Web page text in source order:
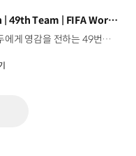
This is Inspiration | 49th Team | FIFA World Cup 2026™
전 세계를 무대로 모두에게 영감을 전하는 49번째 팀.FIFA 월드컵 2026™을 향한 여정 속, 이제 사람들의 시선은 이 어린 스타들에게 향합니다. 자세히 보기 ▶ #Kia #InspirationConnectsUsAll #49thTeam #OMBC #FIFAWorldCup2026 유튜브 쇼츠 보기 >